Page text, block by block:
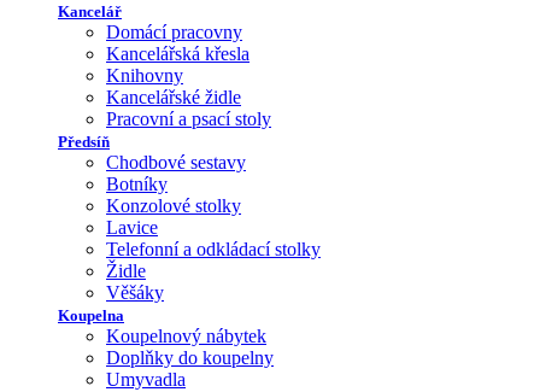
Kancelář
Domácí pracovny
Kancelářská křesla
Knihovny
Kancelářské židle
Pracovní a psací stoly
Předsíň
Chodbové sestavy
Botníky
Konzolové stolky
Lavice
Telefonní a odkládací stolky
Židle
Věšáky
Koupelna
Koupelnový nábytek
Doplňky do koupelny
Umyvadla